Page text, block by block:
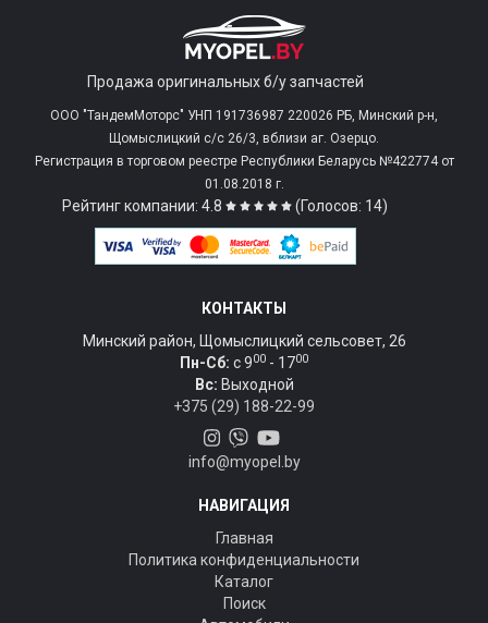
Продажа оригинальных б/у запчастей
ООО "ТандемМоторс" УНП 191736987 220026 РБ, Минский р-н,
Щомыслицкий с/c 26/3, вблизи аг. Озерцо.
Регистрация в торговом реестре Республики Беларусь №422774 от
01.08.2018 г.
Рейтинг компании: 4.8 (Голосов: 14)
КОНТАКТЫ
Минский район, Щомыслицкий сельсовет, 26
Пн-Сб: c 900 - 1700
Вс: Выходной
+375 (29) 188-22-99
info@myopel.by
НАВИГАЦИЯ
Главная
Политика конфиденциальности
Каталог
Поиск